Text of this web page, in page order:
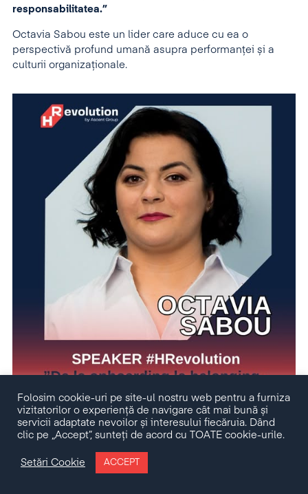
responsabilitatea.”
Octavia Sabou este un lider care aduce cu ea o
perspectivă profund umană asupra performanței și a
culturii organizaționale.
Cu o experiență solidă în coordonarea echipelor și în
Folosim cookie-uri pe site-ul nostru web pentru a furniza
vizitatorilor o experiență de navigare cât mai bună și
servicii adaptate nevoilor și interesului fiecăruia. Dând
clic pe „Accept”, sunteți de acord cu TOATE cookie-urile.
Setări Cookie ACCEPT